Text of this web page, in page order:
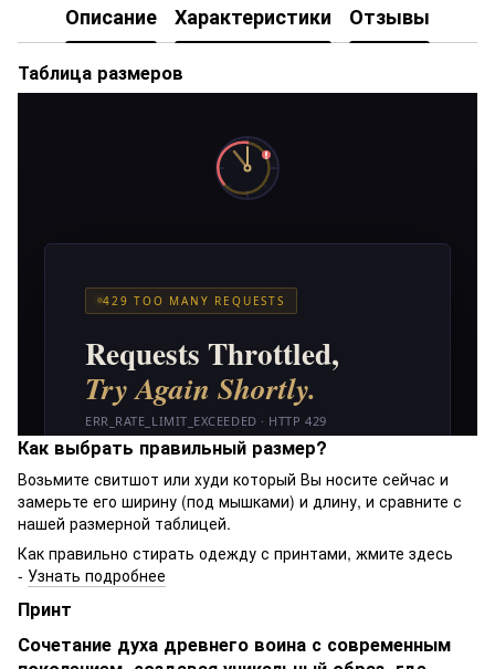
Описание Характеристики Отзывы
Таблица размеров
Как выбрать правильный размер?
Возьмите свитшот или худи который Вы носите сейчас и
замерьте его ширину (под мышками) и длину, и сравните с
нашей размерной таблицей.
Как правильно стирать одежду с принтами, жмите здесь
- Узнать подробнее
Принт
Сочетание духа древнего воина с современным